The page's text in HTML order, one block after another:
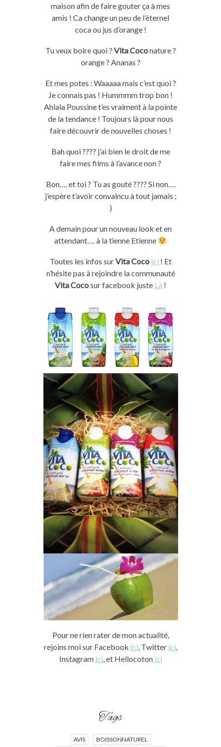
maison afin de faire gouter ça à mes
amis ! Ca change un peu de l’éternel
coca ou jus d’orange !
Tu veux boire quoi ? Vita Coconature ?
orange ? Ananas ?
Et mes potes : Waaaaa mais c’est quoi ?
Je connais pas ! Hummmm trop bon !
Ahlala Poussine t’es vraiment à la pointe
de la tendance ! Toujours là pour nous
faire découvrir de nouvelles choses !
Bah quoi ???? j’ai bien le droit de me
faire mes films à l’avance non ?
Bon…. et toi ? Tu as gouté ???? Si non….
j’espère t’avoir convaincu à tout jamais ;
)
A demain pour un nouveau look et en
attendant…. à la tienne Etienne
Toutes les infos surVita Coco ici ! Et
n’hésite pas à rejoindre la communauté
Vita Cocosur facebook juste Là !
Pour ne rien rater de mon actualité,
rejoins moi sur Facebook ici, Twitter ici,
Instagram ici, et Hellocoton ici
Tags
AVIS
BOISSONNATUREL